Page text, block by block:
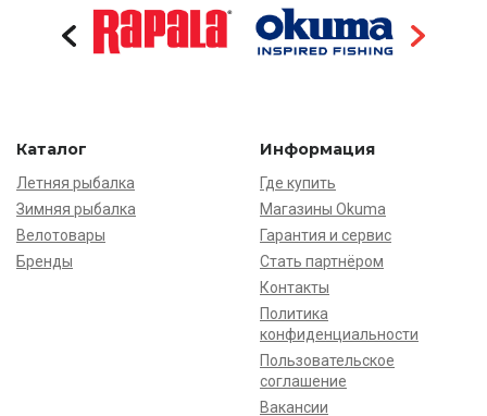
Каталог
Летняя рыбалка
Зимняя рыбалка
Велотовары
Бренды
Информация
Где купить
Магазины Okuma
Гарантия и сервис
Стать партнёром
Контакты
Политика
конфиденциальности
Пользовательское
соглашение
Вакансии